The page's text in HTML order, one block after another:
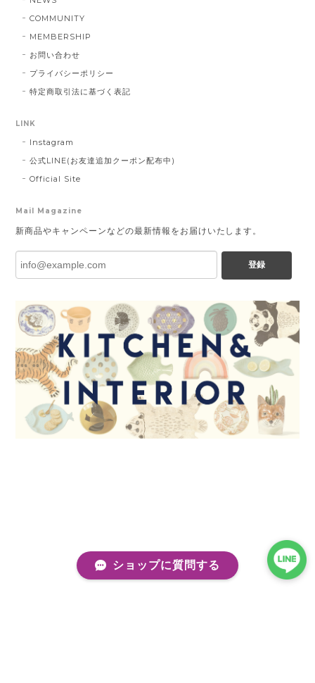
COMMUNITY
MEMBERSHIP
お問い合わせ
プライバシーポリシー
特定商取引法に基づく表記
LINK
Instagram
公式LINE(お友達追加クーポン配布中)
Official Site
Mail Magazine
新商品やキャンペーンなどの最新情報をお届けいたします。
登録
ショップに質問する